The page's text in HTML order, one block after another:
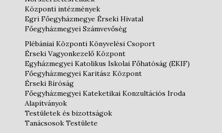
Központi intézmények
Egri Főegyházmegye Érseki Hivatal
Főegyházmegyei Számvevőség
Plébániai Központi Könyvelési Csoport
Érseki Vagyonkezelő Központ
Egyházmegyei Katolikus Iskolai Főhatóság (EKIF)
Főegyházmegyei Karitász Központ
Érseki Bíróság
Főegyházmegyei Kateketikai Konzultációs Iroda
Alapítványok
Testületek és bizottságok
Tanácsosok Testülete